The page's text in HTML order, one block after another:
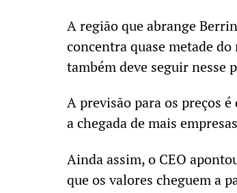
A região que abrange
concentra quase metade
também deve seguir nesse
A previsão para os preços
a chegada de mais
Ainda assim, o CEO
que os valores cheguem a